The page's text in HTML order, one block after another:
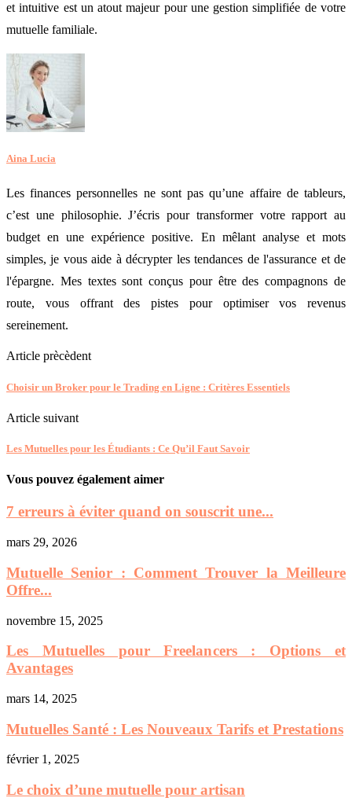
et intuitive est un atout majeur pour une gestion simplifiée de votre
mutuelle familiale.
Aina Lucia
Les finances personnelles ne sont pas qu’une affaire de tableurs,
c’est une philosophie. J’écris pour transformer votre rapport au
budget en une expérience positive. En mêlant analyse et mots
simples, je vous aide à décrypter les tendances de l'assurance et de
l'épargne. Mes textes sont conçus pour être des compagnons de
route, vous offrant des pistes pour optimiser vos revenus
sereinement.
Article prècèdent
Choisir un Broker pour le Trading en Ligne : Critères Essentiels
Article suivant
Les Mutuelles pour les Étudiants : Ce Qu’il Faut Savoir
Vous pouvez également aimer
7 erreurs à éviter quand on souscrit une...
mars 29, 2026
Mutuelle Senior : Comment Trouver la Meilleure
Offre...
novembre 15, 2025
Les Mutuelles pour Freelancers : Options et
Avantages
mars 14, 2025
Mutuelles Santé : Les Nouveaux Tarifs et Prestations
février 1, 2025
Le choix d’une mutuelle pour artisan